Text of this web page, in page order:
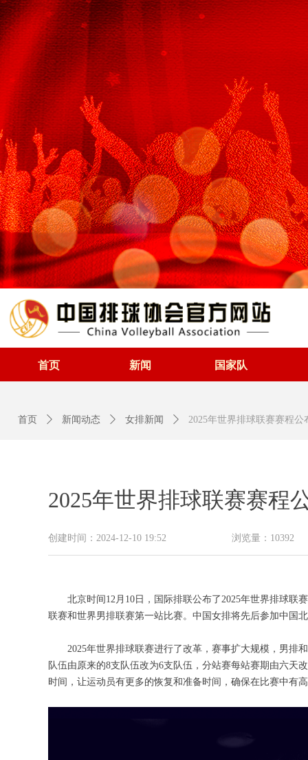
首页 新闻 国家队
2025年世界排球联赛赛程
北京时间12月10日，国际排联公布了2025年世界排球联
联赛和世界男排联赛第一站比赛。中国女排将先后参加中国
2025年世界排球联赛进行了改革，赛事扩大规模，男排和
队伍由原来的8支队伍改为6支队伍，分站赛每站赛期由六天
时间，让运动员有更多的恢复和准备时间，确保在比赛中有
创建时间： 2024-12-10 19:52 浏览量： 10392
首页 ꄲ 新闻动态 ꄲ 女排新闻 ꄲ 2025年世界排球联赛赛程